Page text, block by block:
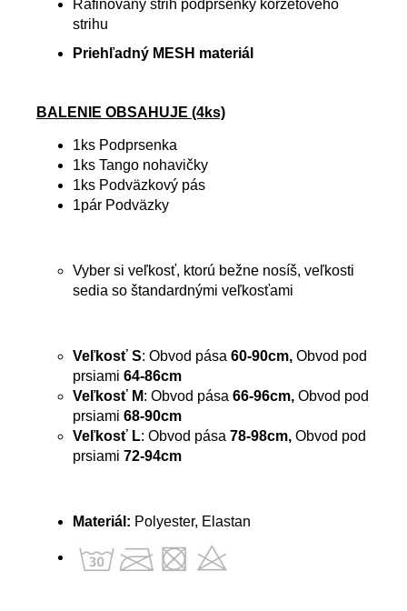
Rafinovaný strih podprsenky korzetového
strihu
Priehľadný MESH materiál
BALENIE OBSAHUJE (4ks)
1ks Podprsenka
1ks Tango nohavičky
1ks Podväzkový pás
1pár Podväzky
Vyber si veľkosť, ktorú bežne nosíš, veľkosti
sedia so štandardnými veľkosťami
Veľkosť S: Obvod pása 60-90cm, Obvod pod
prsiami 64-86cm
Veľkosť M: Obvod pása 66-96cm, Obvod pod
prsiami 68-90cm
Veľkosť L: Obvod pása 78-98cm, Obvod pod
prsiami 72-94cm
Materiál: Polyester, Elastan